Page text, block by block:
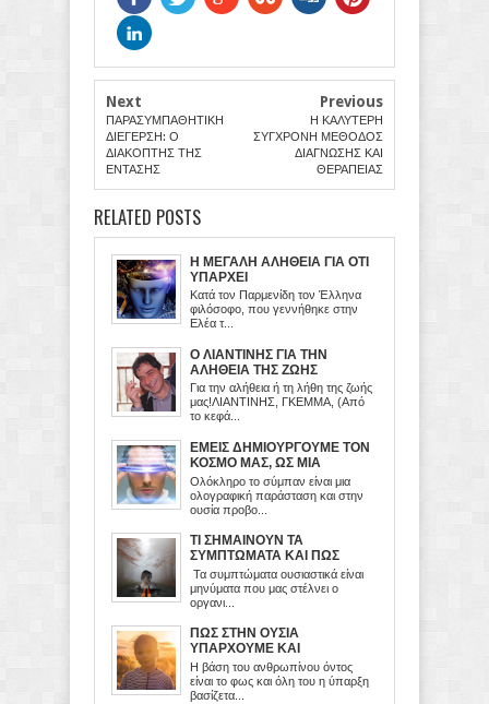
Next
ΠΑΡΑΣΥΜΠΑΘΗΤΙΚΗ
ΔΙΕΓΕΡΣΗ: Ο
ΔΙΑΚΟΠΤΗΣ ΤΗΣ
ΕΝΤΑΣΗΣ
Previous
Η ΚΑΛΥΤΕΡΗ
ΣΥΓΧΡΟΝΗ ΜΕΘΟΔΟΣ
ΔΙΑΓΝΩΣΗΣ ΚΑΙ
ΘΕΡΑΠΕΙΑΣ
RELATED POSTS
Η ΜΕΓΑΛΗ ΑΛΗΘΕΙΑ ΓΙΑ ΟΤΙ
ΥΠΑΡΧΕΙ
Κατά τον Παρμενίδη τον Έλληνα
φιλόσοφο, που γεννήθηκε στην
Ελέα τ...
Ο ΛΙΑΝΤΙΝΗΣ ΓΙΑ ΤΗΝ
ΑΛΗΘΕΙΑ ΤΗΣ ΖΩΗΣ
Για την αλήθεια ή τη λήθη της ζωής
μας!ΛΙΑΝΤΙΝΗΣ, ΓΚΕΜΜΑ, (Από
το κεφά...
ΕΜΕΙΣ ΔΗΜΙΟΥΡΓΟΥΜΕ ΤΟΝ
ΚΟΣΜΟ ΜΑΣ, ΩΣ ΜΙΑ
ΕΙΚΟΝΙΚΗ ΠΡΟΒΟΛΗ ΤΟΥ
ΜΥΑΛΟΥ ΜΑΣ
Ολόκληρο το σύμπαν είναι μια
ολογραφική παράσταση και στην
ουσία προβο...
ΤΙ ΣΗΜΑΙΝΟΥΝ ΤΑ
ΣΥΜΠΤΩΜΑΤΑ ΚΑΙ ΠΩΣ
ΠΡΕΠΕΙ ΝΑ ΤΑ
ΔΙΑΧΕΙΡΙΖΟΜΑΣΤΕ
Τα συμπτώματα ουσιαστικά είναι
μηνύματα που μας στέλνει ο
οργανι...
ΠΩΣ ΣΤΗΝ ΟΥΣΙΑ
ΥΠΑΡΧΟΥΜΕ ΚΑΙ
ΛΕΙΤΟΥΡΓΟΥΜΕ
Η βάση του ανθρωπίνου όντος
είναι το φως και όλη του η ύπαρξη
βασίζετα...